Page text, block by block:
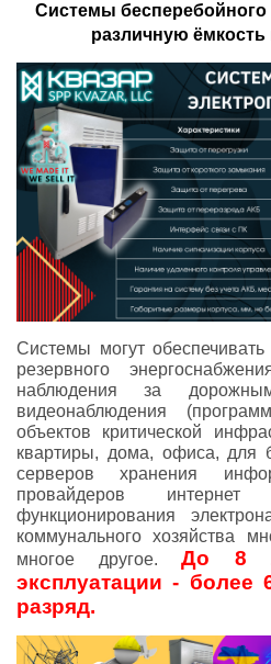
Системы бесперебойного
различную ёмкость
Системы могут обеспечивать
резервного
наблюдения за
видеонаблюдения
объектов критической
квартиры, дома, офиса, для
серверов хранения
провайдеров интернет
функционирования
коммунального хозяйства
многое другое.До 8
эксплуатации - более
разряд.